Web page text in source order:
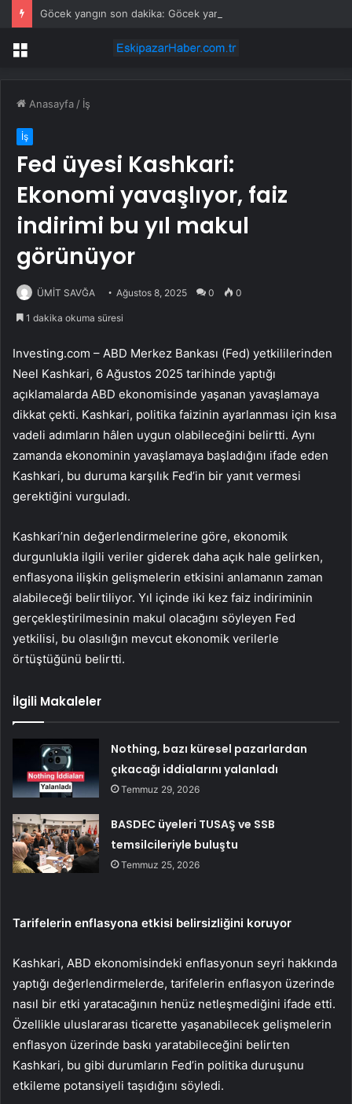
Menü
Anasayfa / İş
İş
Fed üyesi Kashkari:
Ekonomi yavaşlıyor, faiz
indirimi bu yıl makul
görünüyor
ÜMİT SAVĞA Ağustos 8, 2025 0 0
1 dakika okuma süresi
Investing.com – ABD Merkez Bankası (Fed) yetkililerinden
Neel Kashkari, 6 Ağustos 2025 tarihinde yaptığı
açıklamalarda ABD ekonomisinde yaşanan yavaşlamaya
dikkat çekti. Kashkari, politika faizinin ayarlanması için kısa
vadeli adımların hâlen uygun olabileceğini belirtti. Aynı
zamanda ekonominin yavaşlamaya başladığını ifade eden
Kashkari, bu duruma karşılık Fed’in bir yanıt vermesi
gerektiğini vurguladı.
Kashkari’nin değerlendirmelerine göre, ekonomik
durgunlukla ilgili veriler giderek daha açık hale gelirken,
enflasyona ilişkin gelişmelerin etkisini anlamanın zaman
alabileceği belirtiliyor. Yıl içinde iki kez faiz indiriminin
gerçekleştirilmesinin makul olacağını söyleyen Fed
yetkilisi, bu olasılığın mevcut ekonomik verilerle
örtüştüğünü belirtti.
İlgili Makaleler
Nothing, bazı küresel pazarlardan
çıkacağı iddialarını yalanladı
Temmuz 29, 2026
BASDEC üyeleri TUSAŞ ve SSB
temsilcileriyle buluştu
Temmuz 25, 2026
Tarifelerin enflasyona etkisi belirsizliğini koruyor
Kashkari, ABD ekonomisindeki enflasyonun seyri hakkında
yaptığı değerlendirmelerde, tarifelerin enflasyon üzerinde
nasıl bir etki yaratacağının henüz netleşmediğini ifade etti.
Özellikle uluslararası ticarette yaşanabilecek gelişmelerin
enflasyon üzerinde baskı yaratabileceğini belirten
Kashkari, bu gibi durumların Fed’in politika duruşunu
etkileme potansiyeli taşıdığını söyledi.